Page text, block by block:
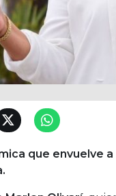
que envuelve